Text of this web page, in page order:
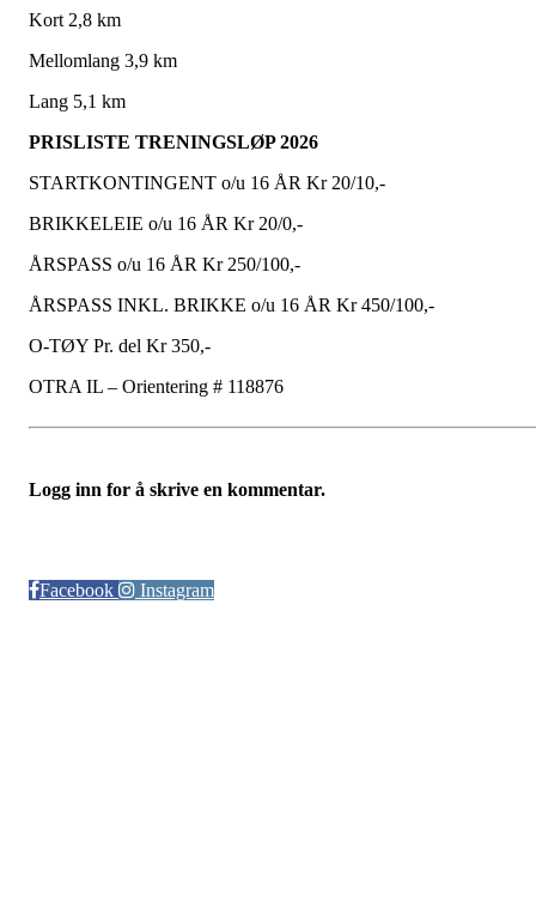
Kort 2,8 km
Mellomlang 3,9 km
Lang 5,1 km
PRISLISTE TRENINGSLØP 2026
STARTKONTINGENT o/u 16 ÅR Kr 20/10,-
BRIKKELEIE o/u 16 ÅR Kr 20/0,-
ÅRSPASS o/u 16 ÅR Kr 250/100,-
ÅRSPASS INKL. BRIKKE o/u 16 ÅR Kr 450/100,-
O-TØY Pr. del Kr 350,-
OTRA IL – Orientering # 118876
Logg inn for å skrive en kommentar.
Facebook
Instagram